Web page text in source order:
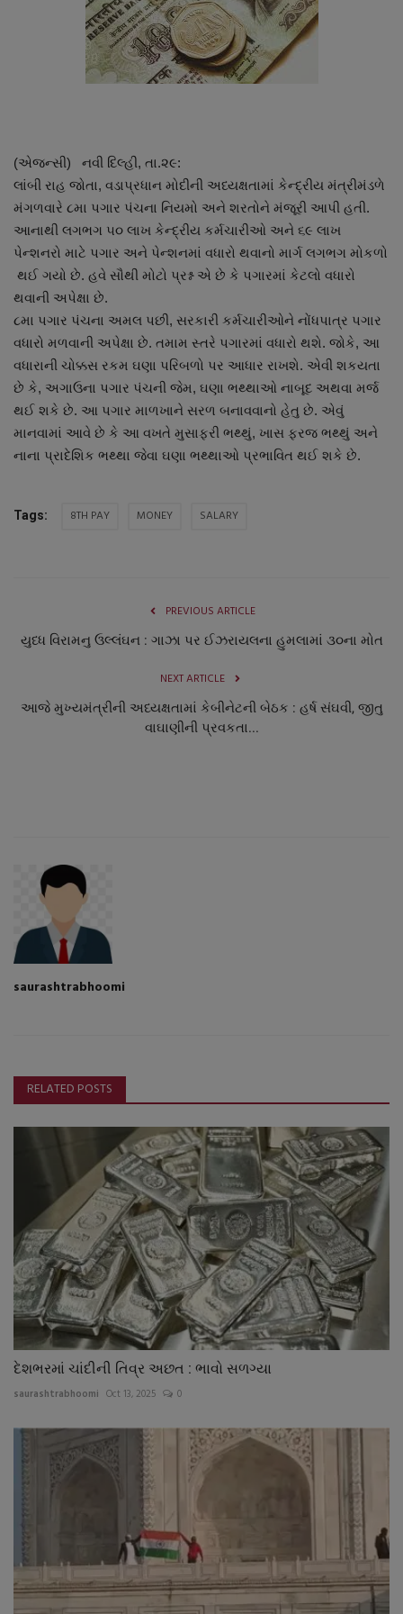
About Author
આંતરરાષ્ટ્રીય
રાષ્ટ્રીય
ગુજરાત
જુનાગઢ
Support US
બજારના સમાચાર
નાણાંકીય સમાચાર
સ્થાનિક સમાચાર
સ્પોર્ટ્સ
બોલિવૂડ
સ્વાસ્થ્ય
(એજન્સી) નવી દિલ્હી, તા.૨૯:
લાંબી રાહ જોતા, વડાપ્રધાન મોદીની અધ્યક્ષતામાં કેન્દ્રીય મંત્રીમંડળે
મંગળવારે ૮મા પગાર પંચના નિયમો અને શરતોને મંજૂરી આપી હતી.
આનાથી લગભગ ૫૦ લાખ કેન્દ્રીય કર્મચારીઓ અને ૬૯ લાખ
પેન્શનરો માટે પગાર અને પેન્શનમાં વધારો થવાનો માર્ગ લગભગ મોકળો
થઈ ગયો છે. હવે સૌથી મોટો પ્રશ્ન એ છે કે પગારમાં કેટલો વધારો
થવાની અપેક્ષા છે.
૮મા પગાર પંચના અમલ પછી, સરકારી કર્મચારીઓને નોંધપાત્ર પગાર
વધારો મળવાની અપેક્ષા છે. તમામ સ્તરે પગારમાં વધારો થશે. જોકે, આ
વધારાની ચોક્કસ રકમ ઘણા પરિબળો પર આધાર રાખશે. એવી શકયતા
છે કે, અગાઉના પગાર પંચની જેમ, ઘણા ભથ્થાઓ નાબૂદ અથવા મર્જ
થઈ શકે છે. આ પગાર માળખાને સરળ બનાવવાનો હેતુ છે. એવું
માનવામાં આવે છે કે આ વખતે મુસાફરી ભથ્થું, ખાસ ફરજ ભથ્થું અને
નાના પ્રાદેશિક ભથ્થા જેવા ઘણા ભથ્થાઓ પ્રભાવિત થઈ શકે છે.
Tags: 8TH PAY MONEY SALARY
PREVIOUS ARTICLE
યુધ્ધ વિરામનુ ઉલ્લંઘન : ગાઝા પર ઈઝરાયલના હુમલામાં ૩૦ના મોત
NEXT ARTICLE
આજે મુખ્યમંત્રીની અધ્યક્ષતામાં કેબીનેટની બેઠક : હર્ષ સંઘવી, જીતુ
વાઘાણીની પ્રવકતા...
saurashtrabhoomi
RELATED POSTS
દેશભરમાં ચાંદીની તિવ્ર અછત : ભાવો સળગ્યા
saurashtrabhoomi Oct 13, 2025 0